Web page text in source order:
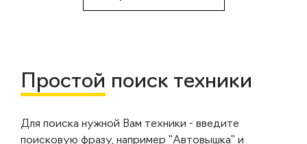
Простой поиск техники
Для поиска нужной Вам техники - введите
поисковую фразу, например "Автовышка" и